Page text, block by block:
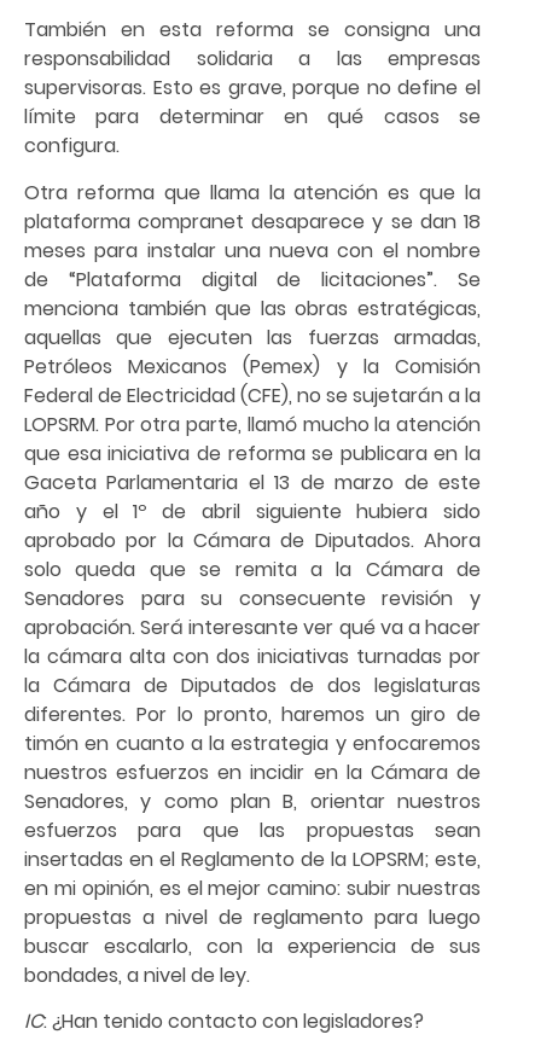
También en esta reforma se consigna una
responsabilidad solidaria a las empresas
supervisoras. Esto es grave, porque no define el
límite para determinar en qué casos se
configura.
Otra reforma que llama la atención es que la
plataforma compranet desaparece y se dan 18
meses para instalar una nueva con el nombre
de “Plataforma digital de licitaciones”. Se
menciona también que las obras estratégicas,
aquellas que ejecuten las fuerzas armadas,
Petróleos Mexicanos (Pemex) y la Comisión
Federal de Electricidad (CFE), no se sujetarán a la
LOPSRM. Por otra parte, llamó mucho la atención
que esa iniciativa de reforma se publicara en la
Gaceta Parlamentaria el 13 de marzo de este
año y el 1º de abril siguiente hubiera sido
aprobado por la Cámara de Diputados. Ahora
solo queda que se remita a la Cámara de
Senadores para su consecuente revisión y
aprobación. Será interesante ver qué va a hacer
la cámara alta con dos iniciativas turnadas por
la Cámara de Diputados de dos legislaturas
diferentes. Por lo pronto, haremos un giro de
timón en cuanto a la estrategia y enfocaremos
nuestros esfuerzos en incidir en la Cámara de
Senadores, y como plan B, orientar nuestros
esfuerzos para que las propuestas sean
insertadas en el Reglamento de la LOPSRM; este,
en mi opinión, es el mejor camino: subir nuestras
propuestas a nivel de reglamento para luego
buscar escalarlo, con la experiencia de sus
bondades, a nivel de ley.
IC: ¿Han tenido contacto con legisladores?